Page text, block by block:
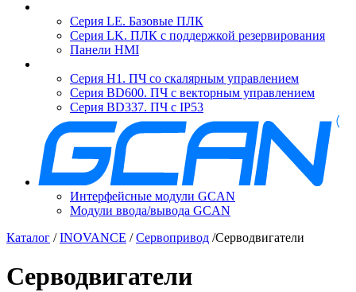
Серия LE. Базовые ПЛК
Серия LK. ПЛК с поддержкой резервирования
Панели HMI
Серия H1. ПЧ со скалярным управлением
Серия BD600. ПЧ с векторным управлением
Серия BD337. ПЧ с IP53
Интерфейсные модули GCAN
Модули ввода/вывода GCAN
Каталог / INOVANCE / Сервопривод /Серводвигатели
Серводвигатели